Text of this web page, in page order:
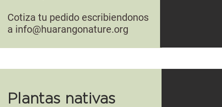
Cotiza tu pedido escribiendonos
a info@huarangonature.org
Plantas nativas